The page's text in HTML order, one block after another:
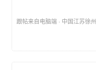
跟帖来自电脑端 · 中国江苏徐州